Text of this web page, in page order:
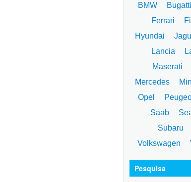
BMW
Bugatti
Ferrari
Hyundai
Lancia
Maserati
Mercedes
Opel
Saab
Subaru
Volkswagen
Pesquisa